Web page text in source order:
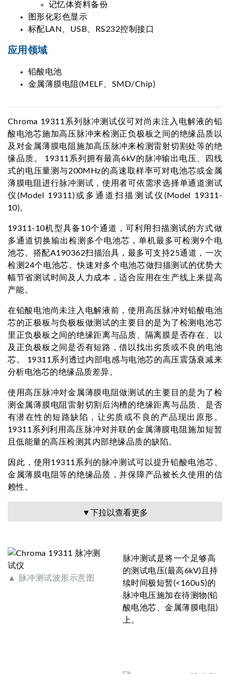
记忆体资料备份
图形化彩色显示
标配LAN、USB、RS232控制接口
应用领域
铅酸电池
金属薄膜电阻(MELF、SMD/Chip)
Chroma 19311系列脉冲测试仪可对尚未注入电解液的铅
酸电池芯施加高压脉冲来检测正负极板之间的绝缘品质以
及对金属薄膜电阻施加高压脉冲来检测雷射切割处等的绝
缘品质。 19311系列拥有最高6kV的脉冲输出电压、四线
式的电压量测与200MHz的高速取样率可对电池芯或金属
薄膜电阻进行脉冲测试，使用者可依需求选择单通道测试
仪(Model 19311)或多通道扫描测试仪(Model 19311-
10)。
19311-10机型具备10个通道，可利用扫描测试的方式做
多通道切换输出检测多个电池芯，单机最多可检测9个电
池芯。搭配A190362扫描治具，最多可支持25通道，一次
检测24个电池芯。快速对多个电池芯做扫描测试的优势大
幅节省测试时间及人力成本，适合应用在生产线上来提高
产能。
在铅酸电池尚未注入电解液前，使用高压脉冲对铅酸电池
芯的正极板与负极板做测试的主要目的是为了检测电池芯
里正负极板之间的绝缘距离与品质、隔离膜是否存在、以
及正负极板之间是否有短路，借以找出劣质或不良的电池
芯。 19311系列透过内部电感与电池芯的高压震荡衰减来
分析电池芯的绝缘品质差异。
使用高压脉冲对金属薄膜电阻做测试的主要目的是为了检
测金属薄膜电阻雷射切割后沟槽的绝缘距离与品质、是否
有潜在性的短路缺陷，让劣质或不良的产品现出原形。
19311系列利用高压脉冲对并联的金属薄膜电阻施加短暂
且低能量的高压检测其内部绝缘品质的缺陷。
因此，使用19311系列的脉冲测试可以提升铅酸电池芯、
金属薄膜电阻等的绝缘品质，并保障产品被长久使用的信
赖性。
▼下拉以查看更多
▲ 脉冲测试波形示意图
脉冲测试是将一个足够高
的测试电压(最高6kV)且持
续时间极短暂(<160uS)的
脉冲电压施加在待测物(铅
酸电池芯、金属薄膜电阻)
上。